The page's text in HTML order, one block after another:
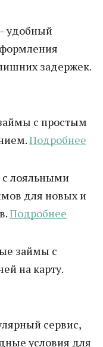
удобный
задержек.
с простым
Подробнее
с лояльными
для новых и
Подробнее
займы с
на карту.
сервис,
условия для